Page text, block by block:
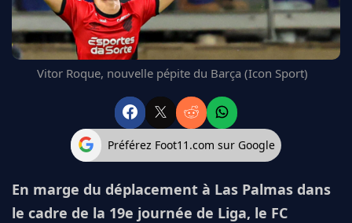
BAYERN
L'AVIS DE LA RÉDAC'
Vitor Roque, nouvelle pépite du Barça (Icon Sport)
Préférez Foot11.com sur Google
En marge du déplacement à Las Palmas dans
le cadre de la 19e journée de Liga, le FC